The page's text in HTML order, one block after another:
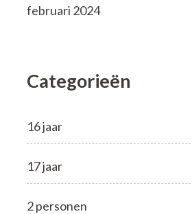
februari 2024
Categorieën
16 jaar
17 jaar
2 personen